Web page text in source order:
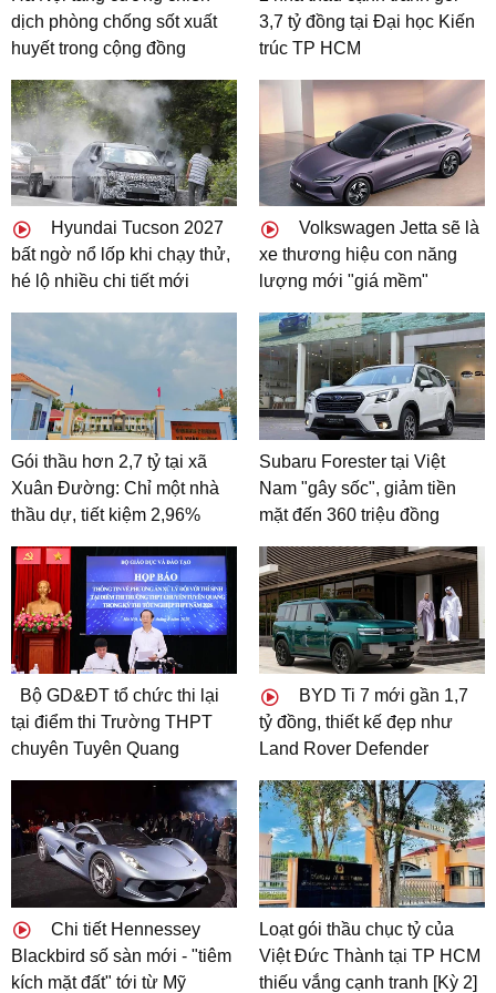
dịch phòng chống sốt xuất
huyết trong cộng đồng
3,7 tỷ đồng tại Đại học Kiến
trúc TP HCM
Hyundai Tucson 2027
bất ngờ nổ lốp khi chạy thử,
hé lộ nhiều chi tiết mới
Volkswagen Jetta sẽ là
xe thương hiệu con năng
lượng mới "giá mềm"
Gói thầu hơn 2,7 tỷ tại xã
Xuân Đường: Chỉ một nhà
thầu dự, tiết kiệm 2,96%
Subaru Forester tại Việt
Nam "gây sốc", giảm tiền
mặt đến 360 triệu đồng
Bộ GD&ĐT tổ chức thi lại
tại điểm thi Trường THPT
chuyên Tuyên Quang
BYD Ti 7 mới gần 1,7
tỷ đồng, thiết kế đẹp như
Land Rover Defender
Chi tiết Hennessey
Blackbird số sàn mới - "tiêm
kích mặt đất" tới từ Mỹ
Loạt gói thầu chục tỷ của
Việt Đức Thành tại TP HCM
thiếu vắng cạnh tranh [Kỳ 2]